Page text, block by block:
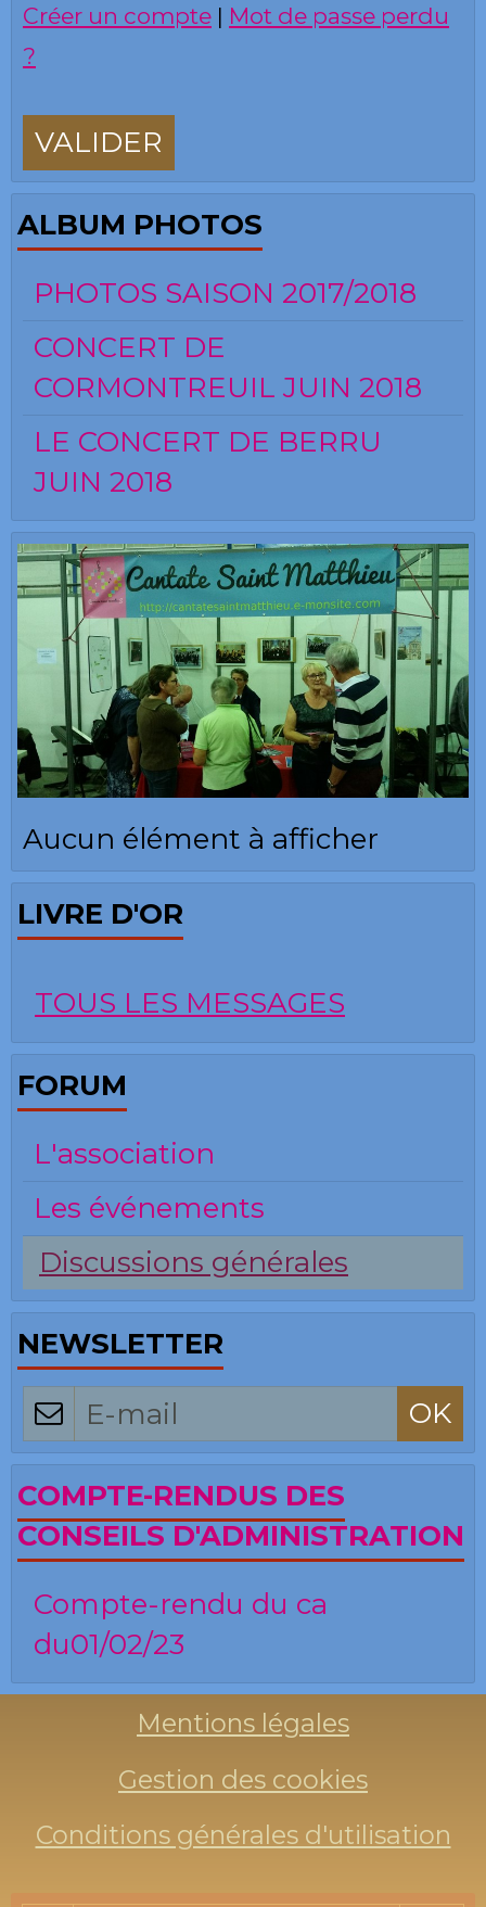
Créer un compte | Mot de passe perdu
?
VALIDER
ALBUM PHOTOS
PHOTOS SAISON 2017/2018
CONCERT DE
CORMONTREUIL JUIN 2018
LE CONCERT DE BERRU
JUIN 2018
Aucun élément à afficher
LIVRE D'OR
TOUS LES MESSAGES
FORUM
L'association
Les événements
Discussions générales
NEWSLETTER
OK
COMPTE-RENDUS DES
CONSEILS D'ADMINISTRATION
Compte-rendu du ca
du01/02/23
Mentions légales
Gestion des cookies
Conditions générales d'utilisation